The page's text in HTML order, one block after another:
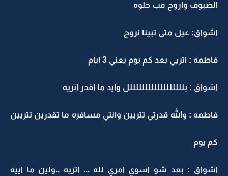
الضيوف واروح مب حلوه
اشواق: عيل متى تبينا نروح
فاطمه : اتريي بعد كم يوم يعني 3 ايام
اشواق : بللللللللللللللللللل وايد ما اقدر اتريه
فاطمه : والله قدرتي تتريين وانتي مسافره ما تقدرين تتريين
كم يوم
اشواق : بعد شو اسوي امري لله ... اتريه ..ولين ما اييه